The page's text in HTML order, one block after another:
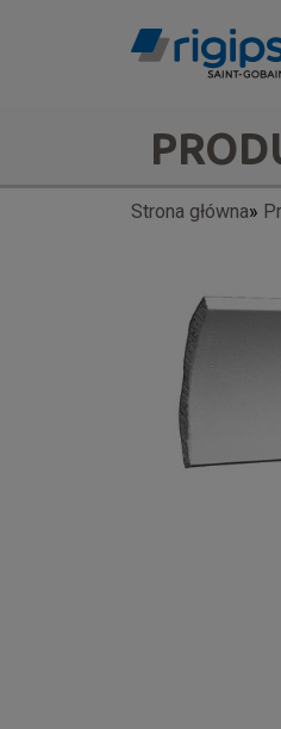
navigation
Strona główna